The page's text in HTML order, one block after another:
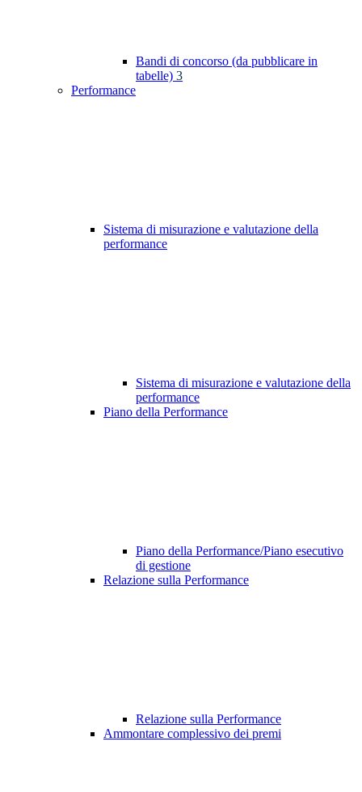
Bandi di concorso (da pubblicare in
tabelle) 3
Performance
Sistema di misurazione e valutazione della
performance
Sistema di misurazione e valutazione della
performance
Piano della Performance
Piano della Performance/Piano esecutivo
di gestione
Relazione sulla Performance
Relazione sulla Performance
Ammontare complessivo dei premi